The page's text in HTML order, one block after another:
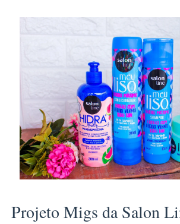
Projeto Migs da Salon